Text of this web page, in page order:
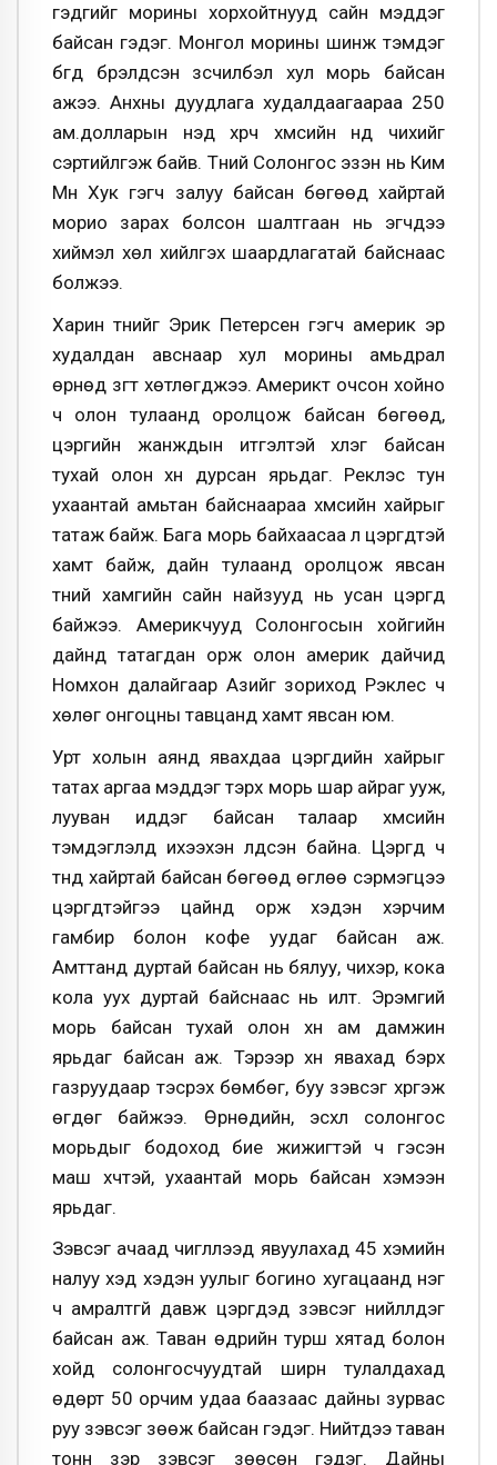
гэдгийг морины хорхойтнууд сайн мэддэг
байсан гэдэг. Монгол морины шинж тэмдэг
бүгд бүрэлдсэн зүсчилбэл хул морь байсан
ажээ. Анхны дуудлага худалдаагаараа 250
ам.долларын үнэд хүрч хүмүүсийн нүд чихийг
сэртийлгэж байв. Түүний Солонгос эзэн нь Ким
Мүн Хук гэгч залуу байсан бөгөөд хайртай
морио зарах болсон шалтгаан нь эгчдээ
хиймэл хөл хийлгэх шаардлагатай байснаас
болжээ.
Харин түүнийг Эрик Петерсен гэгч америк эр
худалдан авснаар хул морины амьдрал
өрнөд зүгт хөтлөгджээ. Америкт очсон хойно
ч олон тулаанд оролцож байсан бөгөөд,
цэргийн жанждын итгэлтэй хүлэг байсан
тухай олон хүн дурсан ярьдаг. Реклэс тун
ухаантай амьтан байснаараа хүмүүсийн хайрыг
татаж байж. Бага морь байхаасаа л цэргүүдтэй
хамт байж, дайн тулаанд оролцож явсан
түүний хамгийн сайн найзууд нь усан цэргүүд
байжээ. Америкчууд Солонгосын хойгийн
дайнд татагдан орж олон америк дайчид
Номхон далайгаар Азийг зориход Рэклес ч
хөлөг онгоцны тавцанд хамт явсан юм.
Урт холын аянд явахдаа цэргүүдийн хайрыг
татах аргаа мэддэг тэрхүү морь шар айраг ууж,
лууван иддэг байсан талаар хүмүүсийн
тэмдэглэлд ихээхэн үлдсэн байна. Цэргүүд ч
түүнд хайртай байсан бөгөөд өглөө сэрмэгцээ
цэргүүдтэйгээ цайнд орж хэдэн хэрчим
гамбир болон кофе уудаг байсан аж.
Амттанд дуртай байсан нь бялуу, чихэр, кока
кола уух дуртай байснаас нь илт. Эрэмгий
морь байсан тухай олон хүн ам дамжин
ярьдаг байсан аж. Тэрээр хүн явахад бэрх
газруудаар тэсрэх бөмбөг, буу зэвсэг хүргэж
өгдөг байжээ. Өрнөдийн, эсхүл солонгос
морьдыг бодоход бие жижигтэй ч гэсэн
маш хүчтэй, ухаантай морь байсан хэмээн
ярьдаг.
Зэвсэг ачаад чиглүүлээд явуулахад 45 хэмийн
налуу хэд хэдэн уулыг богино хугацаанд нэг
ч амралтгүй давж цэргүүдэд зэвсэг нийлүүлдэг
байсан аж. Таван өдрийн турш хятад болон
хойд солонгосчуудтай ширүүн тулалдахад
өдөрт 50 орчим удаа баазаас дайны зурвас
руу зэвсэг зөөж байсан гэдэг. Нийтдээ таван
тонн зэр зэвсэг зөөсөн гэдэг. Дайны